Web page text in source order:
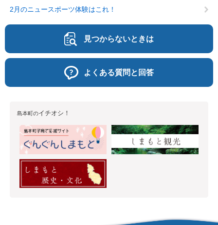
2月のニュースポーツ体験はこれ！
見つからないときは
よくある質問と回答
島本町のイチオシ！